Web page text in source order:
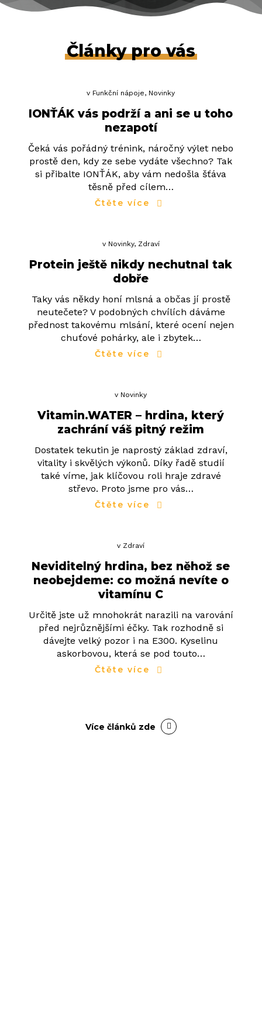
Články pro vás
v Funkční nápoje, Novinky
IONŤÁK vás podrží a ani se u toho
nezapotí
Čeká vás pořádný trénink, náročný výlet nebo
prostě den, kdy ze sebe vydáte všechno? Tak
si přibalte IONŤÁK, aby vám nedošla šťáva
těsně před cílem…
Čtěte více
v Novinky, Zdraví
Protein ještě nikdy nechutnal tak
dobře
Taky vás někdy honí mlsná a občas jí prostě
neutečete? V podobných chvílích dáváme
přednost takovému mlsání, které ocení nejen
chuťové pohárky, ale i zbytek…
Čtěte více
v Novinky
Vitamin.WATER – hrdina, který
zachrání váš pitný režim
Dostatek tekutin je naprostý základ zdraví,
vitality i skvělých výkonů. Díky řadě studií
také víme, jak klíčovou roli hraje zdravé
střevo. Proto jsme pro vás…
Čtěte více
v Zdraví
Neviditelný hrdina, bez něhož se
neobejdeme: co možná nevíte o
vitamínu C
Určitě jste už mnohokrát narazili na varování
před nejrůznějšími éčky. Tak rozhodně si
dávejte velký pozor i na E300. Kyselinu
askorbovou, která se pod touto…
Čtěte více
Více článků zde